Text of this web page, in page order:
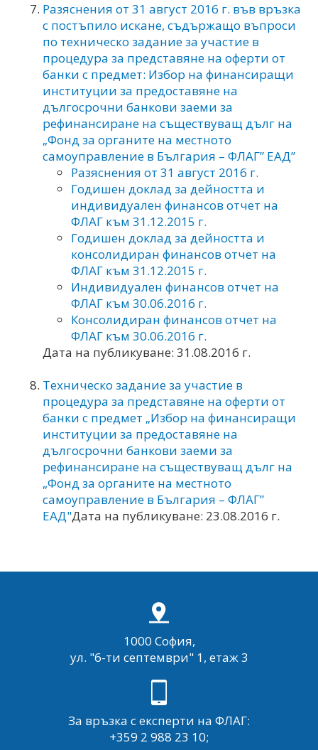
Разяснения от 31 август 2016 г. във връзка
с постъпило искане, съдържащо въпроси
по техническо задание за участие в
процедура за представяне на оферти от
банки с предмет: Избор на финансиращи
институции за предоставяне на
дългосрочни банкови заеми за
рефинансиране на съществуващ дълг на
„Фонд за органите на местното
самоуправление в България – ФЛАГ” ЕАД”
Разяснения от 31 август 2016 г.
Годишен доклад за дейността и
индивидуален финансов отчет на
ФЛАГ към 31.12.2015 г.
Годишен доклад за дейността и
консолидиран финансов отчет на
ФЛАГ към 31.12.2015 г.
Индивидуален финансов отчет на
ФЛАГ към 30.06.2016 г.
Консолидиран финансов отчет на
ФЛАГ към 30.06.2016 г.
Дата на публикуване: 31.08.2016 г.
Техническо задание за участие в
процедура за представяне на оферти от
банки с предмет „Избор на финансиращи
институции за предоставяне на
дългосрочни банкови заеми за
рефинансиране на съществуващ дълг на
„Фонд за органите на местното
самоуправление в България – ФЛАГ”
ЕАД"Дата на публикуване: 23.08.2016 г.
1000 София,
ул. "6-ти септември" 1, етаж 3
За връзка с експерти на ФЛАГ:
+359 2 988 23 10;